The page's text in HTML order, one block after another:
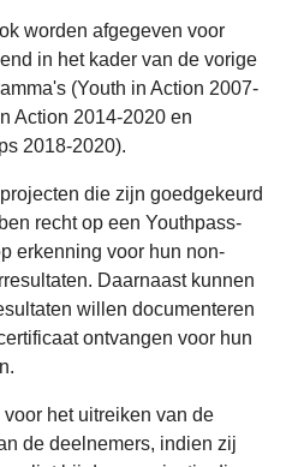
worden afgegeven voor
in het kader van de vorige
(Youth in Action 2007-
Action 2014-2020 en
2018-2020).
die zijn goedgekeurd
recht op een Youthpass-
erkenning voor hun non-
Daarnaast kunnen
willen documenteren
ontvangen voor hun
het uitreiken van de
de deelnemers, indien zij